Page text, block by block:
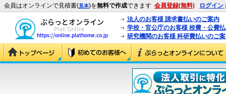
会員はオンラインで見積書(見本)を無料で作成できます 会員登録(無料) ログイン
法人のお客様 請求書払いのご案内
学校・官公庁のお客様 校費・公費
研究機関のお客様 科研費払いのご